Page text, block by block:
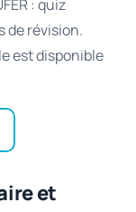
: quiz
de révision.
est disponible
et